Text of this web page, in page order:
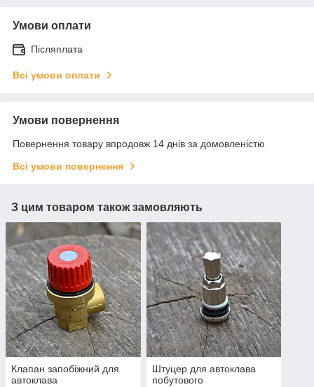
Умови оплати
Післяплата
Всі умови оплати
Умови повернення
Повернення товару впродовж 14 днів за домовленістю
Всі умови повернення
З цим товаром також замовляють
Клапан запобіжний для
автоклава
Штуцер для автоклава
побутового